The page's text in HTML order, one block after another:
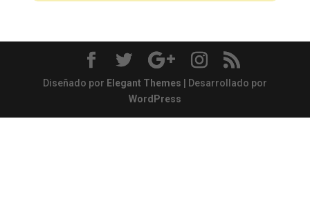
Diseñado por Elegant Themes | Desarrollado por
WordPress